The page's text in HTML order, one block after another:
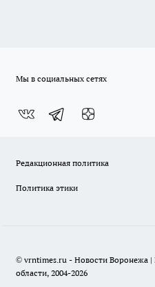
Мы в социальных сетях
Редакционная политика
Политика этики
© vrntimes.ru - Новости Воронежа
области, 2004-2026